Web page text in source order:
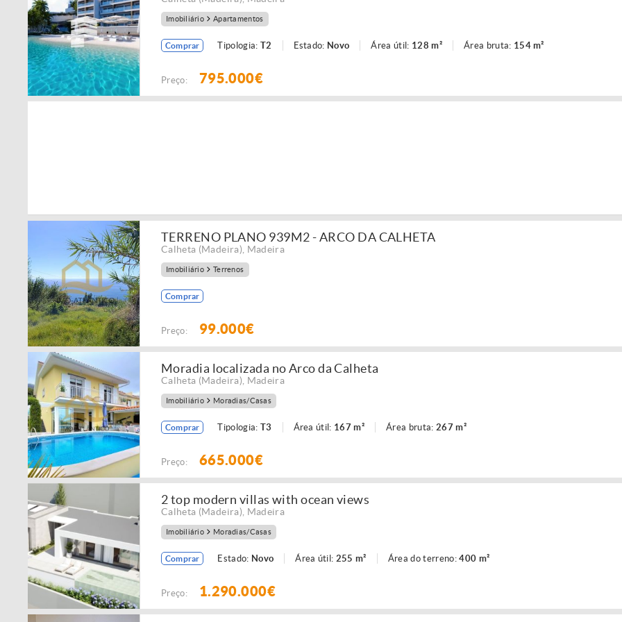
Imobiliário Apartamentos
Comprar Tipologia: T2 Estado: Novo Área útil: 128 m² Área bruta: 154 m²
Preço: 795.000€
TERRENO PLANO 939M2 - ARCO DA CALHETA
Calheta (Madeira) Madeira
Imobiliário Terrenos
Comprar
Preço: 99.000€
Moradia localizada no Arco da Calheta
Calheta (Madeira) Madeira
Imobiliário Moradias/Casas
Comprar Tipologia: T3 Área útil: 167 m² Área bruta: 267 m²
Preço: 665.000€
2 top modern villas with ocean views
Calheta (Madeira) Madeira
Imobiliário Moradias/Casas
Comprar Estado: Novo Área útil: 255 m² Área do terreno:400 m²
Preço: 1.290.000€